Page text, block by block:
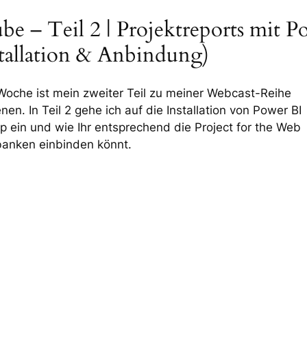
– Teil 2 | Projektreports mit
& Anbindung)
ist mein zweiter Teil zu meiner Webcast-Reihe
In Teil 2 gehe ich auf die Installation von Power BI
ein und wie Ihr entsprechend die Project for the Web
einbinden könnt.